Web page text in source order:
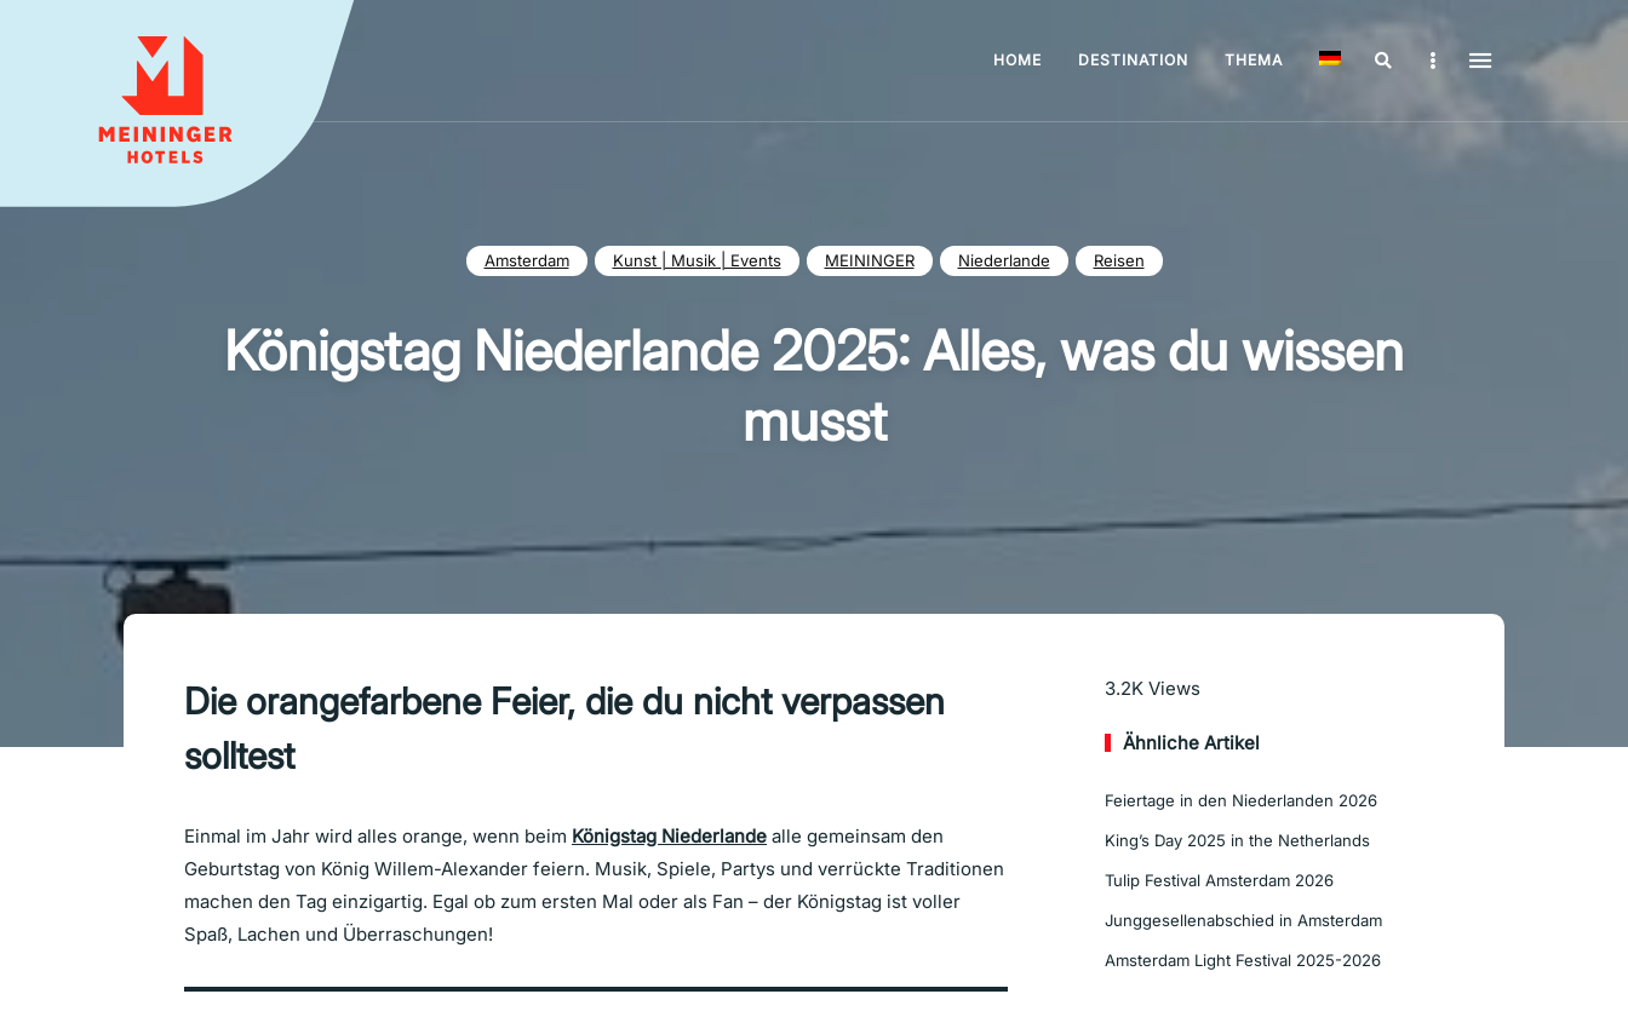
HOME DESTINATION THEMA
SearchSidebar
Amsterdam Kunst | Musik | Events MEININGER Niederlande Reisen
Königstag Niederlande 2025: Alles, was du wissen
musst
Die orangefarbene Feier, die du nicht verpassen
solltest
Einmal im Jahr wird alles orange, wenn beim Königstag Niederlande alle gemeinsam den
Geburtstag von König Willem-Alexander feiern. Musik, Spiele, Partys und verrückte Traditionen
machen den Tag einzigartig. Egal ob zum ersten Mal oder als Fan – der Königstag ist voller
Spaß, Lachen und Überraschungen!
Mehr lesen
3.2K Views
Ähnliche Artikel
Feiertage in den Niederlanden 2026
King’s Day 2025 in the Netherlands
Tulip Festival Amsterdam 2026
Junggesellenabschied in Amsterdam
Amsterdam Light Festival 2025-2026